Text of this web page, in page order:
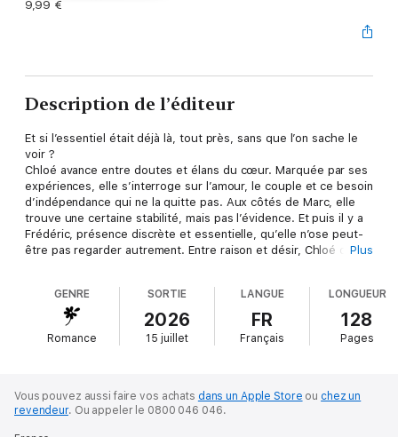
9,99 €
Description de l’éditeur
Et si l’essentiel était déjà là, tout près, sans que l’on sache le
voir ?
Chloé avance entre doutes et élans du cœur. Marquée par ses
expériences, elle s’interroge sur l’amour, le couple et ce besoin
d’indépendance qui ne la quitte pas. Aux côtés de Marc, elle
trouve une certaine stabilité, mais pas l’évidence. Et puis il y a
Frédéric, présence discrète et essentielle, qu’elle n’ose peut-
être pas regarder autrement. Entre raison et désir, Chloé devra
et la quête de soi.
Plus
GENRE
Romance
SORTIE
2026
15 juillet
LANGUE
FR
Français
LONGUEUR
128
Pages
Vous pouvez aussi faire vos achats dans un Apple Store ou chez un
revendeur. Ou appeler le 0800 046 046.